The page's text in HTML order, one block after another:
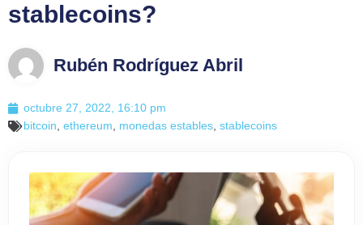
stablecoins?
Rubén Rodríguez Abril
octubre 27, 2022, 16:10 pm
bitcoin, ethereum, monedas estables, stablecoins